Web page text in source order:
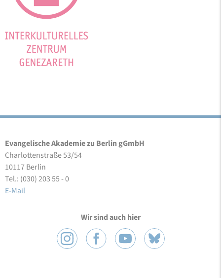
Evangelische Akademie zu Berlin gGmbH
Charlottenstraße 53/54
10117 Berlin
Tel.: (030) 203 55 - 0
E-Mail
Wir sind auch hier